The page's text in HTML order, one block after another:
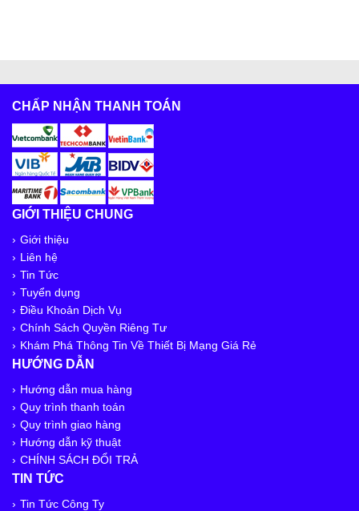
CHẤP NHẬN THANH TOÁN
GIỚI THIỆU CHUNG
Giới thiệu
Liên hệ
Tin Tức
Tuyển dụng
Điều Khoản Dịch Vụ
Chính Sách Quyền Riêng Tư
Khám Phá Thông Tin Về Thiết Bị Mạng Giá Rẻ
HƯỚNG DẪN
Hướng dẫn mua hàng
Quy trình thanh toán
Quy trình giao hàng
Hướng dẫn kỹ thuật
CHÍNH SÁCH ĐỔI TRẢ
TIN TỨC
Tin Tức Công Ty